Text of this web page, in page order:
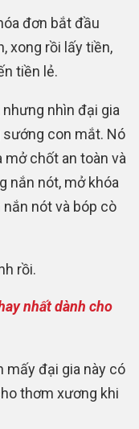
đơn bắt đầu
xong rồi lấy tiền,
tiền lẻ.
nhìn đại gia
con mắt. Nó
mở chốt an toàn và
nắn nót, mở khóa
nót và bóp cò
rồi.
nhất dành cho
mấy đại gia này có
thơm xương khi